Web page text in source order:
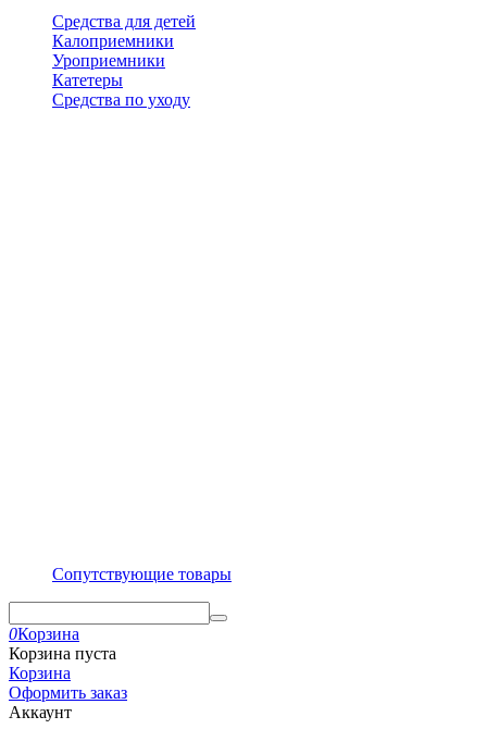
Средства для детей
Калоприемники
Уроприемники
Катетеры
Средства по уходу
Сопутствующие товары
0Корзина
Корзина пуста
Корзина
Оформить заказ
Аккаунт